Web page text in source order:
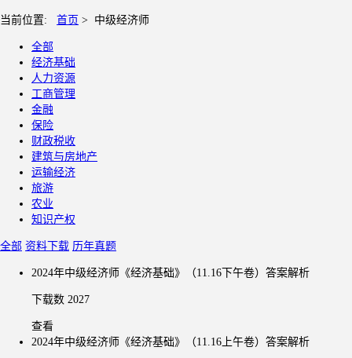
当前位置: 首页 > 中级经济师
全部
经济基础
人力资源
工商管理
金融
保险
财政税收
建筑与房地产
运输经济
旅游
农业
知识产权
全部 资料下载 历年真题
2024年中级经济师《经济基础》（11.16下午卷）答案解析
下载数 2027
查看
2024年中级经济师《经济基础》（11.16上午卷）答案解析